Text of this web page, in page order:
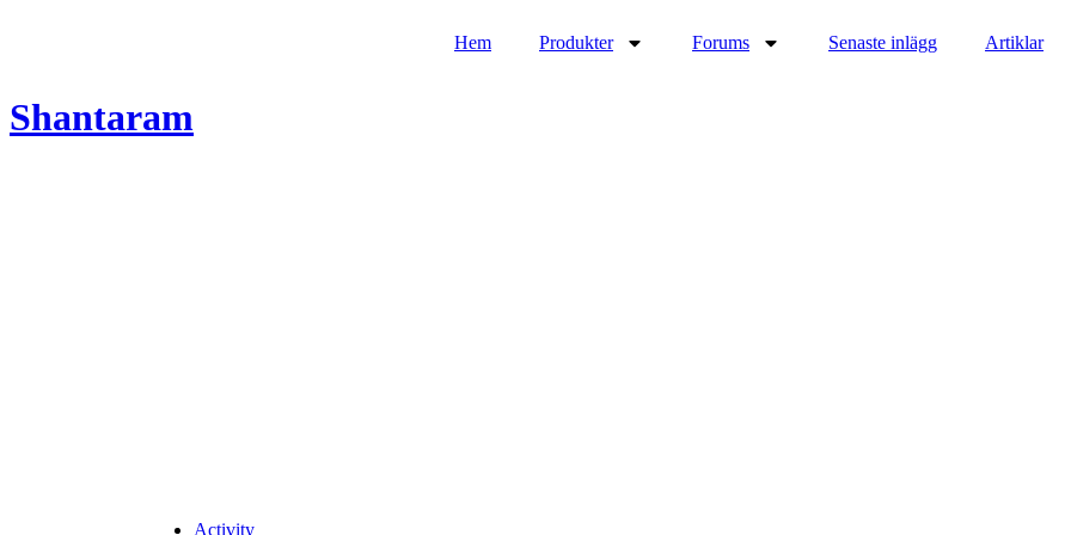
Hem Produkter Forums Senaste inlägg Artiklar
Shantaram
Activity